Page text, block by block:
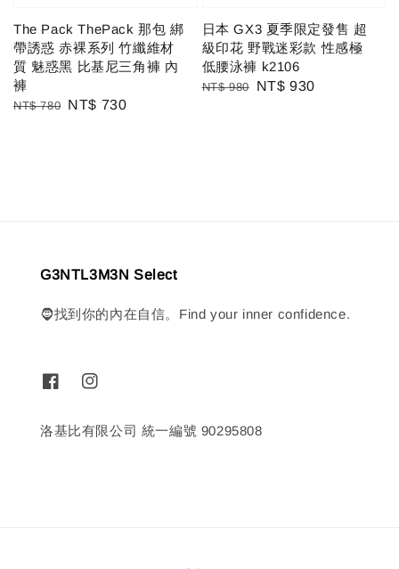
The Pack ThePack 那包 綁
帶誘惑 赤裸系列 竹纖維材
質 魅惑黑 比基尼三角褲 內
褲
Regular
NT$ 780 Sale
NT$ 730
日本 GX3 夏季限定發售 超
級印花 野戰迷彩款 性感極
低腰泳褲 k2106
Regular
NT$ 980
Sale
NT$ 930
G3NTL3M3N Select
🧔找到你的內在自信。Find your inner confidence.
洛基比有限公司 統一編號 90295808